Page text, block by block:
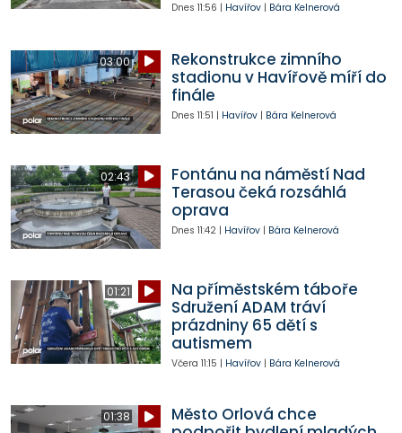
Dnes 11:56 | Havířov| Bára Kelnerová
03:00
Rekonstrukce zimního
stadionu v Havířově míří do
finále
Dnes 11:51 | Havířov| Bára Kelnerová
02:43
Fontánu na náměstí Nad
Terasou čeká rozsáhlá
oprava
Dnes 11:42| Havířov| Bára Kelnerová
01:21
Na příměstském táboře
Sdružení ADAM tráví
prázdniny 65 dětí s
autismem
Včera 11:15 | Havířov| Bára Kelnerová
01:38
Město Orlová chce